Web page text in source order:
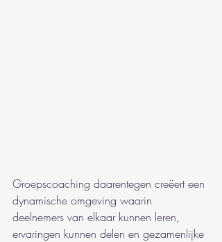
Groepscoaching daarentegen creëert een
dynamische omgeving waarin
deelnemers van elkaar kunnen leren,
ervaringen kunnen delen en gezamenlijke